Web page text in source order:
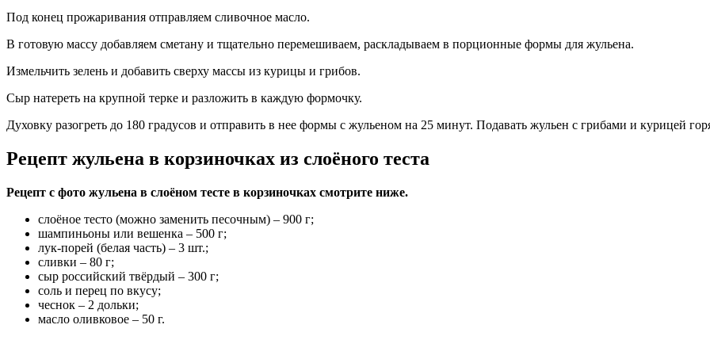
Под конец прожаривания отправляем сливочное масло.
В готовую массу добавляем сметану и тщательно перемешиваем, раскладываем в порционные формы для жульена.
Измельчить зелень и добавить сверху массы из курицы и грибов.
Сыр натереть на крупной терке и разложить в каждую формочку.
Духовку разогреть до 180 градусов и отправить в нее формы с жульеном на 25 минут. Подавать жульен с грибами и курицей
Рецепт жульена в корзиночках из слоёного теста
Рецепт с фото жульена в слоёном тесте в корзиночках смотрите ниже.
слоёное тесто (можно заменить песочным) – 900 г;
шампиньоны или вешенка – 500 г;
лук-порей (белая часть) – 3 шт.;
сливки – 80 г;
сыр российский твёрдый – 300 г;
соль и перец по вкусу;
чеснок – 2 дольки;
масло оливковое – 50 г.